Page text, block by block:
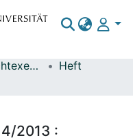
Elektronische Pflichtexemplare
Heft
2013 :